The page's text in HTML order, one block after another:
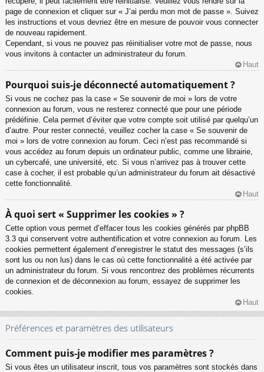
page de connexion et cliquer sur « J’ai perdu mon mot de passe ». Suivez
les instructions et vous devriez être en mesure de pouvoir vous connecter
de nouveau rapidement.
Cependant, si vous ne pouvez pas réinitialiser votre mot de passe, nous
vous invitons à contacter un administrateur du forum.
Haut
Pourquoi suis-je déconnecté automatiquement ?
Si vous ne cochez pas la case « Se souvenir de moi » lors de votre
connexion au forum, vous ne resterez connecté que pour une période
prédéfinie. Cela permet d’éviter que votre compte soit utilisé par quelqu’un
d’autre. Pour rester connecté, veuillez cocher la case « Se souvenir de
moi » lors de votre connexion au forum. Ceci n’est pas recommandé si
vous accédez au forum depuis un ordinateur public, comme une librairie,
un cybercafé, une université, etc. Si vous n’arrivez pas à trouver cette
case à cocher, il est probable qu’un administrateur du forum ait désactivé
cette fonctionnalité.
Haut
À quoi sert « Supprimer les cookies » ?
Cette option vous permet d’effacer tous les cookies générés par phpBB
3.3 qui conservent votre authentification et votre connexion au forum. Les
cookies permettent également d’enregistrer le statut des messages (s’ils
sont lus ou non lus) dans le cas où cette fonctionnalité a été activée par
un administrateur du forum. Si vous rencontrez des problèmes récurrents
de connexion et de déconnexion au forum, essayez de supprimer les
cookies.
Haut
Préférences et paramètres des utilisateurs
Comment puis-je modifier mes paramètres ?
Si vous êtes un utilisateur inscrit, tous vos paramètres sont stockés dans